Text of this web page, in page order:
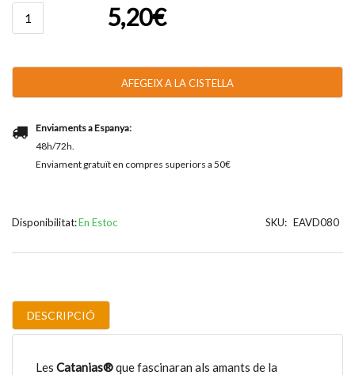
quantitat
Avellanes
80g
18u
5,20€
AFEGEIX A LA CISTELLA
Enviaments a Espanya:
48h/72h.
Enviament gratuït en compres superiors a 50€
Disponibilitat:En Estoc SKU: EAVD080
DESCRIPCIÓ
Les Catanias®que fascinaran als amants de la